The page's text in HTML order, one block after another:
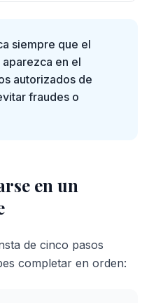
siempre que el
en el
autorizados de
fraudes o
en un
de cinco pasos
completar en orden: